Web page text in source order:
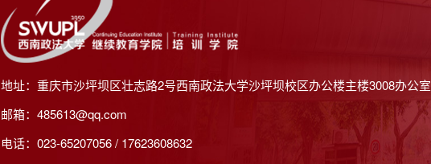
地址：重庆市沙坪坝区壮志路2号西南政法大学沙坪坝校区办公楼主楼3008办公室
邮箱：485613@qq.com
电话：023-65207056 / 17623608632